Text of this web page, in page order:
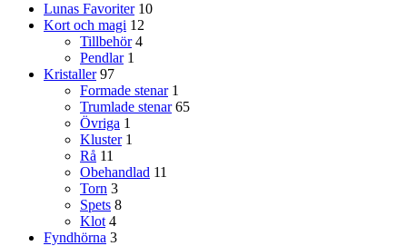
Lunas Favoriter 10
Kort och magi 12
Tillbehör 4
Pendlar 1
Kristaller 97
Formade stenar 1
Trumlade stenar 65
Övriga 1
Kluster 1
Rå 11
Obehandlad 11
Torn 3
Spets 8
Klot 4
Fyndhörna 3